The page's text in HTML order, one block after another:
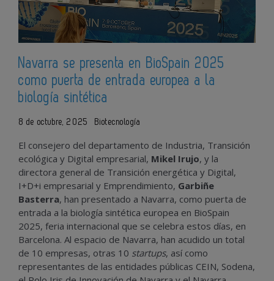
Navarra se presenta en BioSpain 2025
como puerta de entrada europea a la
biología sintética
8 de octubre, 2025 Biotecnología
El consejero del departamento de Industria, Transición
ecológica y Digital empresarial, Mikel Irujo, y la
directora general de Transición energética y Digital,
I+D+i empresarial y Emprendimiento, Garbiñe
Basterra, han presentado a Navarra, como puerta de
entrada a la biología sintética europea en BioSpain
2025, feria internacional que se celebra estos días, en
Barcelona. Al espacio de Navarra, han acudido un total
de 10 empresas, otras 10 startups, así como
representantes de las entidades públicas CEIN, Sodena,